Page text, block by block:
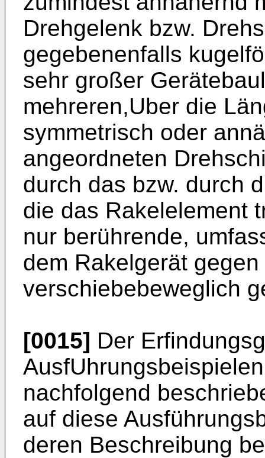
Drehgelenk bzw.
gegebenenfalls
sehr großer
mehreren,Uber die
symmetrisch oder
angeordneten
durch das bzw. durch
die das Rakelelement
nur berührende,
dem Rakelgerät
verschiebebeweglich
[0015] Der
nachfolgend
auf diese
deren Beschreibung